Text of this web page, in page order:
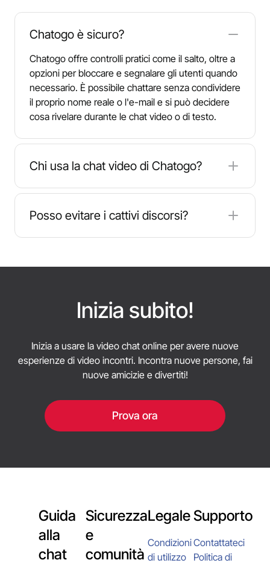
Chatogo è sicuro?
Chatogo offre controlli pratici come il salto, oltre a
opzioni per bloccare e segnalare gli utenti quando
necessario. È possibile chattare senza condividere
il proprio nome reale o l'e-mail e si può decidere
cosa rivelare durante le chat video o di testo.
Chi usa la chat video di Chatogo?
Chatogo attrae persone che desiderano
conversare in modo casuale, praticare la lingua o
interagire rapidamente con la società. Si possono
incontrare studenti, viaggiatori, lavoratori a
chat amichevoli da una comunità globale.
Posso evitare i cattivi discorsi?
possibile segnalare l'account all'assistenza o alla
moderazione.Inizia subito!
Inizia a usare la video chat online per avere nuove
esperienze di video incontri. Incontra nuove persone, fai
nuove amicizie e divertiti!
Prova ora
Guida
alla
chat
Sicurezza
e
comunità
Legale
Condizioni
di utilizzo
Supporto
Contattateci
Politica di